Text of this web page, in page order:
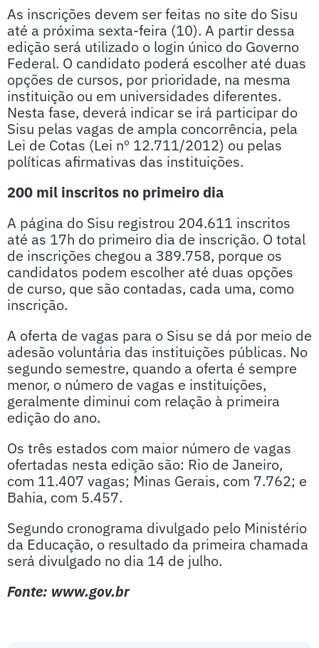
As inscrições devem ser feitas no site do Sisu
até a próxima sexta-feira (10). A partir dessa
edição será utilizado o login único do Governo
Federal. O candidato poderá escolher até duas
opções de cursos, por prioridade, na mesma
instituição ou em universidades diferentes.
Nesta fase, deverá indicar se irá participar do
Sisu pelas vagas de ampla concorrência, pela
Lei de Cotas (Lei nº 12.711/2012) ou pelas
políticas afirmativas das instituições.
200 mil inscritos no primeiro dia
A página do Sisu registrou 204.611 inscritos
até as 17h do primeiro dia de inscrição. O total
de inscrições chegou a 389.758, porque os
candidatos podem escolher até duas opções
de curso, que são contadas, cada uma, como
inscrição.
A oferta de vagas para o Sisu se dá por meio de
adesão voluntária das instituições públicas. No
segundo semestre, quando a oferta é sempre
menor, o número de vagas e instituições,
geralmente diminui com relação à primeira
edição do ano.
Os três estados com maior número de vagas
ofertadas nesta edição são: Rio de Janeiro,
com 11.407 vagas; Minas Gerais, com 7.762; e
Bahia, com 5.457.
Segundo cronograma divulgado pelo Ministério
da Educação, o resultado da primeira chamada
será divulgado no dia 14 de julho.
Fonte: www.gov.br